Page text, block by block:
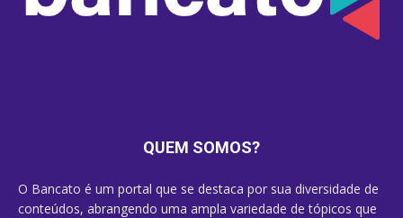
QUEM SOMOS?
O Bancato é um portal que se destaca por sua diversidade de
conteúdos, abrangendo uma ampla variedade de tópicos que